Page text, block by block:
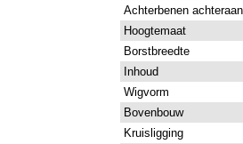
Achterbenen
Hoogtemaat
Borstbreedte
Inhoud
Wigvorm
Bovenbouw
Kruisligging